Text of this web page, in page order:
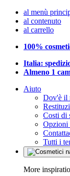
al menù
al contenuto
al carrello
100%
Italia:
Almeno 1
Aiuto
Dov'è il
Costi di
Opzioni
Tutti i
More